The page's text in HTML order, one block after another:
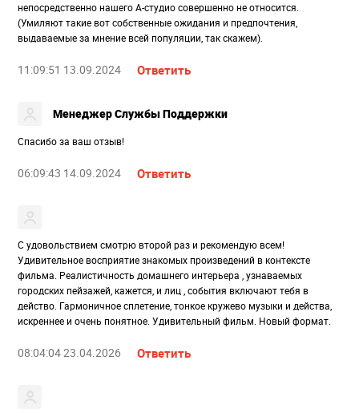
непосредственно нашего А-студио совершенно не относится.
(Умиляют такие вот собственные ожидания и предпочтения,
выдаваемые за мнение всей популяции, так скажем).
11:09:51 13.09.2024 Ответить
Менеджер Службы Поддержки
Спасибо за ваш отзыв!
06:09:43 14.09.2024 Ответить
С удовольствием смотрю второй раз и рекомендую всем!
Удивительное восприятие знакомых произведений в контексте
фильма. Реалистичность домашнего интерьера , узнаваемых
городских пейзажей, кажется, и лиц , события включают тебя в
действо. Гармоничное сплетение, тонкое кружево музыки и действа,
искреннее и очень понятное. Удивительный фильм. Новый формат.
08:04:04 23.04.2026 Ответить